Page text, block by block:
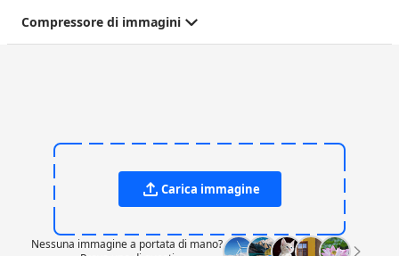
Compressore di immagini
Carica immagine
Nessuna immagine a portata di mano?